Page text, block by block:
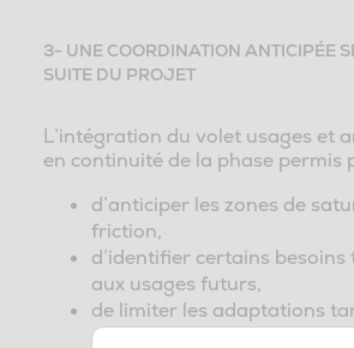
3- UNE COORDINATION ANTICIPÉE
SUITE DU PROJET
L’intégration du volet usages et
en continuité de la phase permis
d’anticiper les zones de
friction,
d’identifier certains besoins
aux usages futurs,
de limiter les adaptations
coûteuses,